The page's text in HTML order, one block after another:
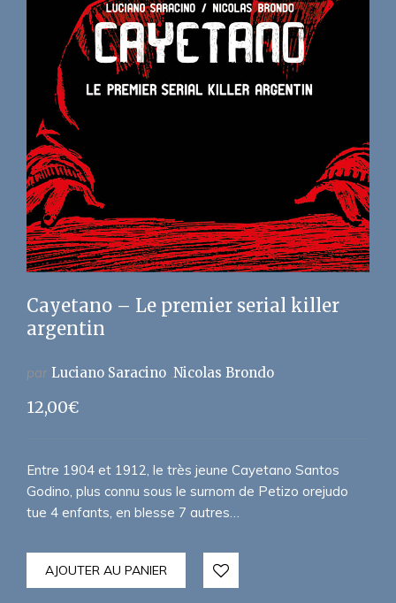
Cayetano – Le premier serial killer
argentin
par Luciano Saracino Nicolas Brondo
12,00€
Entre 1904 et 1912, le très jeune Cayetano Santos
Godino, plus connu sous le surnom de Petizo orejudo
tue 4 enfants, en blesse 7 autres…
AJOUTER AU PANIER